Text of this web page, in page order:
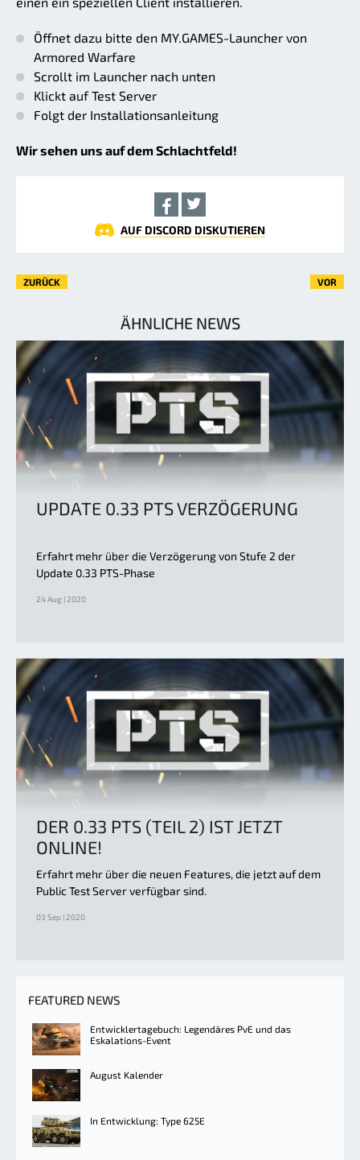
Öffnet dazu bitte den MY.GAMES-Launcher von
Armored Warfare
Scrollt im Launcher nach unten
Klickt auf Test Server
Folgt der Installationsanleitung
Wir sehen uns auf dem Schlachtfeld!
AUF DISCORD DISKUTIEREN
ZURÜCK VOR
ÄHNLICHE NEWS
UPDATE 0.33 PTS VERZÖGERUNG
Erfahrt mehr über die Verzögerung von Stufe 2 der
Update 0.33 PTS-Phase
24 Aug | 2020
DER 0.33 PTS (TEIL 2) IST JETZT
ONLINE!
Erfahrt mehr über die neuen Features, die jetzt auf dem
Public Test Server verfügbar sind.
03 Sep | 2020
FEATURED NEWS
Entwicklertagebuch: Legendäres PvE und das
Eskalations-Event
August Kalender
In Entwicklung: Type 625E